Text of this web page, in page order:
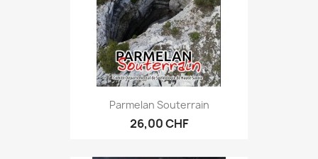
Parmelan Souterrain
26,00 CHF